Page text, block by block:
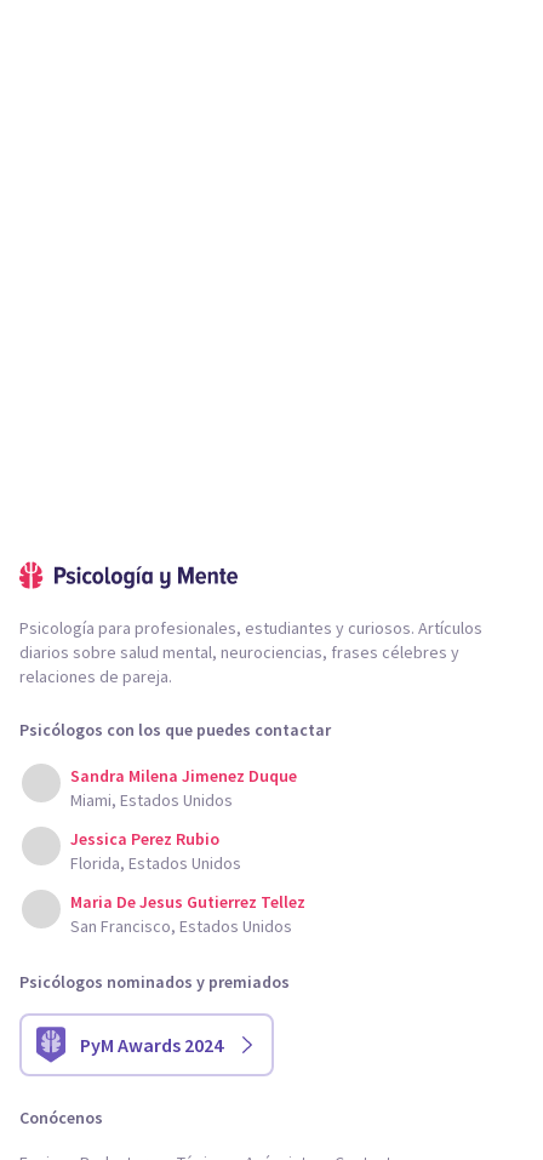
Psicología para profesionales, estudiantes y curiosos. Artículos
diarios sobre salud mental, neurociencias, frases célebres y
relaciones de pareja.
Psicólogos con los que puedes contactar
Sandra Milena Jimenez Duque
Miami, Estados Unidos
Jessica Perez Rubio
Florida, Estados Unidos
Maria De Jesus Gutierrez Tellez
San Francisco, Estados Unidos
Psicólogos nominados y premiados
PyM Awards 2024
Conócenos